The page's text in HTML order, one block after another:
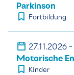
Parkinson
Fortbildung
27.11.2026
Motorische
Kinder